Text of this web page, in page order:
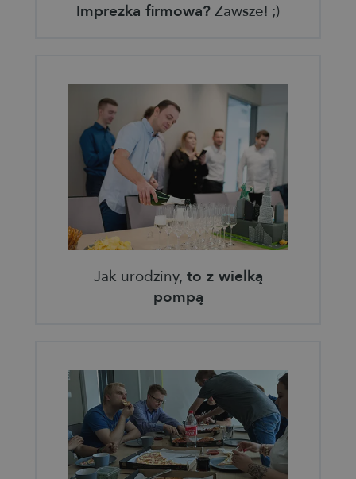
Imprezka firmowa?Zawsze! ;)
Jak urodziny, to z wielką
pompą